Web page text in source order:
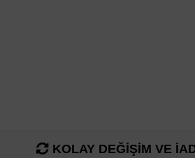
KOLAY DEĞİŞİM VE